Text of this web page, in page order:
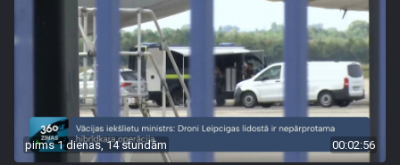
pirms 1 dienas, 14 stundām 00:02:56